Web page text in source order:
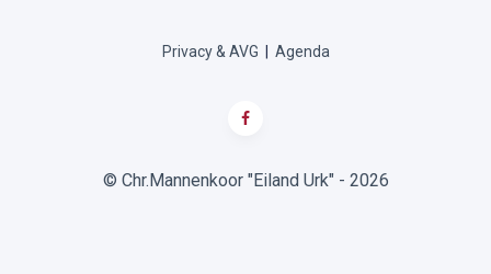
Privacy & AVG Agenda
© Chr.Mannenkoor "Eiland Urk" - 2026